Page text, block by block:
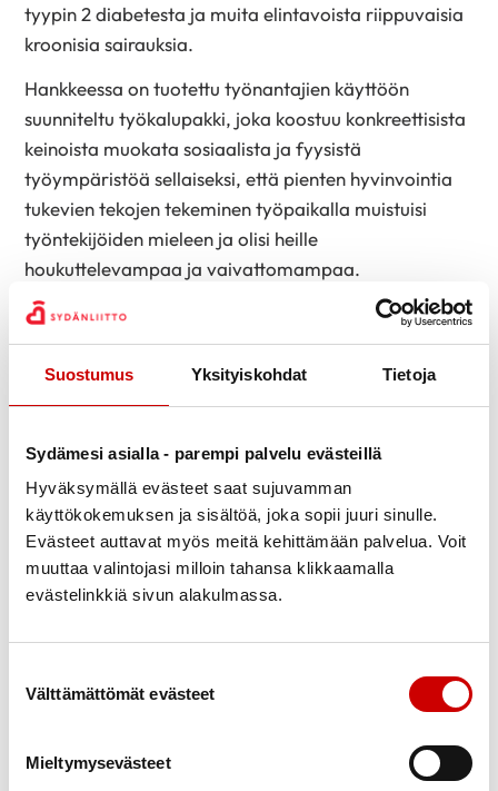
Suostumus Yksityiskohdat Tietoja
Sydämesi asialla - parempi palvelu evästeillä
Hyväksymällä evästeet saat sujuvamman
käyttökokemuksen ja sisältöä, joka sopii juuri sinulle.
Evästeet auttavat myös meitä kehittämään palvelua. Voit
muuttaa valintojasi milloin tahansa klikkaamalla
evästelinkkiä sivun alakulmassa.
Välttämättömät evästeet
Mieltymysevästeet
tyypin 2 diabetesta ja muita elintavoista riippuvaisia
kroonisia sairauksia.
Hankkeessa on tuotettu työnantajien käyttöön
suunniteltu työkalupakki, joka koostuu konkreettisista
keinoista muokata sosiaalista ja fyysistä
työympäristöä sellaiseksi, että pienten hyvinvointia
tukevien­ tekojen tekeminen työpaikalla muistuisi
työntekijöiden mieleen ja olisi heille
houkuttelevampaa ja vaivattomampaa.
Työkalupakin toimia testataan parhaillaan noin
sadassa eri työyksikössä Pohjois-Savon, Päijät-
Hämeen ja Etelä-Karjalan alueilla, ja tuloksia
saadaan vuoden 2019 loppupuolella. Lue lisää
Tuupataan yhdessä toisiamme
Jokainen voi olla valinta-arkkitehti ja tuupata niin
itseään kuin läheisiään kohti parempia tottumuksia.
Astiat, aterimet ja annoskauhat voi vaihtaa
hedelmiä voi asetella syöntivalmiina kauniisti tarjolle
paikkoihin, joissa aikaa vietetään, jolloin niitä tulee
nautittua enemmän. Vähemmän terveelliset herkut
sitä vastoin kannattaa siivota pois näkyviltä